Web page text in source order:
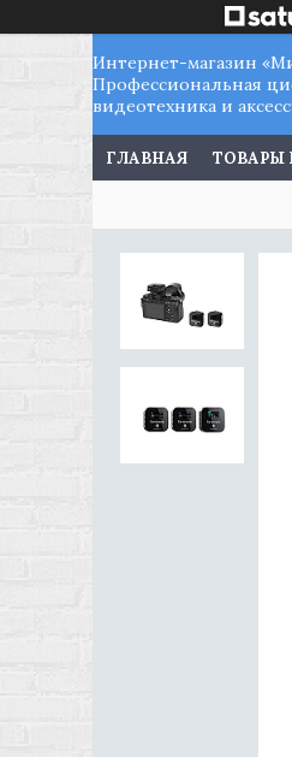
Интернет-магазин
Профессиональная
видеотехника и
ГЛАВНАЯ ТОВАРЫ